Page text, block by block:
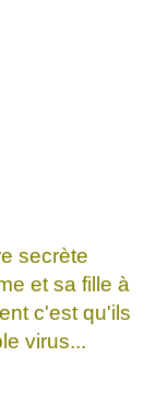
secrète
et sa fille à
c'est qu'ils
virus...